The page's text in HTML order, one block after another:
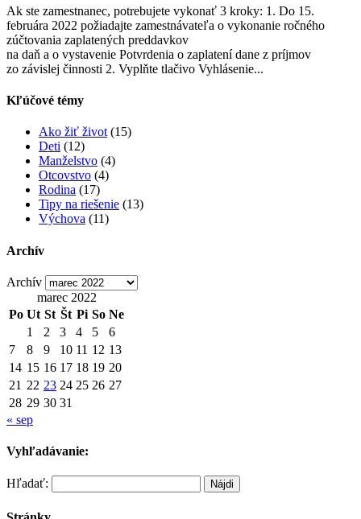
Ak ste zamestnanec, potrebujete vykonať 3 kroky: 1. Do 15.
februára 2022 požiadajte zamestnávateľa o vykonanie ročného
zúčtovania zaplatených preddavkov
na daň a o vystavenie Potvrdenia o zaplatení dane z príjmov
zo závislej činnosti 2. Vyplňte tlačivo Vyhlásenie...
Kľúčové témy
Ako žiť život (15)
Deti (12)
Manželstvo (4)
Otcovstvo (4)
Rodina (17)
Tipy na riešenie (13)
Výchova (11)
Archív
Archív
marec 2022
Po Ut St Št Pi So Ne
1
2 3 4 5
6
7
8 9 10 11 12 13
14 15 16 17 18 19 20
21 22 23 24 25 26 27
28 29 30 31
« sep
Vyhľadávanie:
Hľadať: